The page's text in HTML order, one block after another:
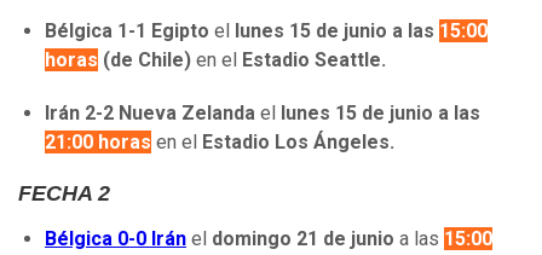
Bélgica 1-1 Egipto el lunes 15 de junio a las 15:00
horas (de Chile) en el Estadio Seattle.
Irán 2-2 Nueva Zelanda el
lunes 15 de junio a las
21:00 horas en el Estadio Los Ángeles.
FECHA 2
Bélgica 0-0 Irán el domingo 21 de junio a las 15:00